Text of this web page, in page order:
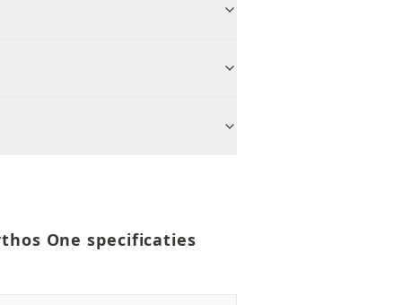
One specificaties